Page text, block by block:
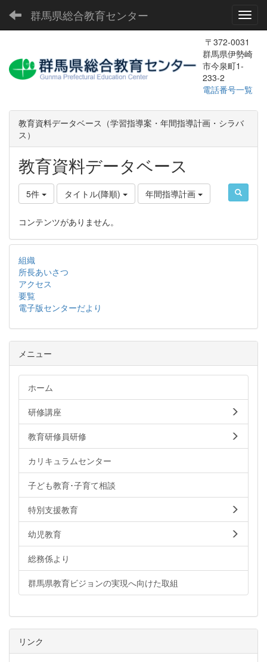
群馬県総合教育センター
〒372-0031
群馬県伊勢崎
市今泉町1-
233-2
電話番号一覧
教育資料データベース（学習指導案・年間指導計画・シラバ
ス）
教育資料データベース
5件 タイトル(降順) 年間指導計画
コンテンツがありません。
組織
所長あいさつ
アクセス
要覧
電子版センターだより
メニュー
ホーム
研修講座
教育研修員研修
カリキュラムセンター
子ども教育･子育て相談
特別支援教育
幼児教育
総務係より
群馬県教育ビジョンの実現へ向けた取組
リンク